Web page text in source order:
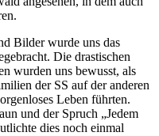
Bilder wurde uns das
Die drastischen
wurden uns bewusst, als
der SS auf der anderen
Leben führten.
und der Spruch „Jedem
dies noch einmal